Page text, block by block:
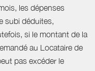
les dépenses
subi déduites,
si le montant de la
au Locataire de
pas excéder le